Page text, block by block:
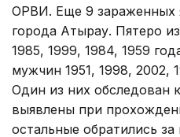
ОРВИ. Еще 9 зараженных
города Атырау. Пятеро
1985, 1999, 1984, 1959
мужчин 1951, 1998, 2002,
Один из них обследован
выявлены при
остальные обратились